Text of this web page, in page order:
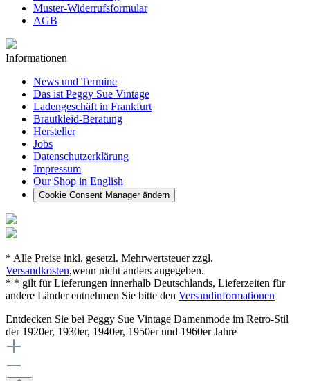
Muster-Widerrufsformular
AGB
Informationen
News und Termine
Das ist Peggy Sue Vintage
Ladengeschäft in Frankfurt
Brautkleid-Beratung
Hersteller
Jobs
Datenschutzerklärung
Impressum
Our Shop in English
Cookie Consent Manager ändern
* Alle Preise inkl. gesetzl. Mehrwertsteuer zzgl.
Versandkosten,wenn nicht anders angegeben.
* * gilt für Lieferungen innerhalb Deutschlands, Lieferzeiten für
andere Länder entnehmen Sie bitte den Versandinformationen
Entdecken Sie bei Peggy Sue Vintage Damenmode im Retro-Stil
der 1920er, 1930er, 1940er, 1950er und 1960er Jahre